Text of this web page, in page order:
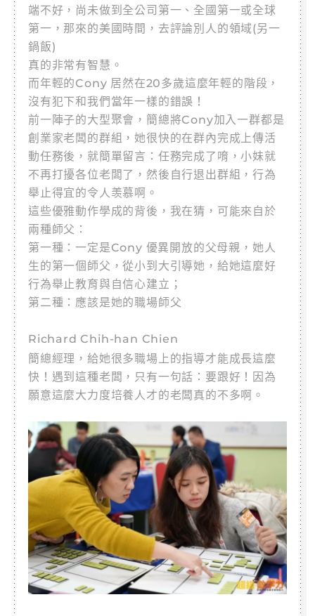
端不好，尚未做到全公司第一、全國第一或全球
第一，那來的美國時間，去評論別人的領域(另一
鍋飯)
真的非常有智慧。
而年輕的Cony 居然在20多歲這麼年輕的階段，
沒有犯下和我們當年一樣的錯誤！
前一陣子的大型聚會，簡總將Cony加入一群都是
創業家老闆的群組，她很快的在群內完成上傳活
動任務後，就簡單留言：任務完成了唷，小妹就
不再打擾各位老闆了，然後自行退出群組，行為
舉止得宜的令人羡慕啊。
這些優雅動作學成的背後，我在猜，可能來自於
兩種師父：
第一種：一定是Cony 優異開放的父母親，她人
生的第一個師父，從小到大引導她，給她這麼好
行為舉止教育與自信心建立；
第二種：應該是她的職場師父
Richard Chih-han Chien
簡總經理，給她很多職場上的指導才能成長這麼
快！遇到這種老闆，只有一句話：要跟好！因為
願意這麼大力度培養人才的老闆真的不多啊。